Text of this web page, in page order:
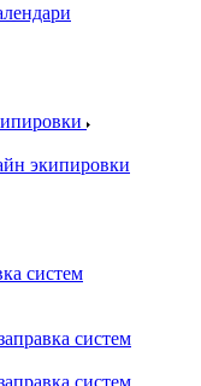
экипировки
систем
систем
систем